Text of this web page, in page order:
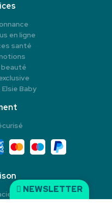
NEWSLETTER
en ligne
santé
beauté
Baby
en Click & Collect